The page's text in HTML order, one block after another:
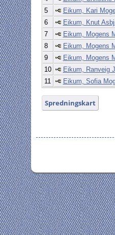
5
Eikum, Kari
6
Eikum, Knut
7
Eikum, Mogens
8
Eikum, Mogens
9
Eikum, Mogens
10
Eikum, Ranveig
11
Eikum, Sofia
Spredningskart